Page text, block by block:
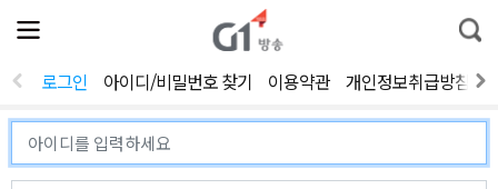
전
체
뉴
열
통
합
색
로그인 아이디/비밀번호 찾기 이용약관 개인정보취급방침